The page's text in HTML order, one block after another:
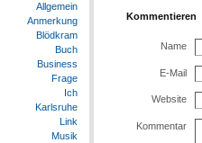
Allgemein
Anmerkung
Blödkram
Buch
Business
Frage
Ich
Karlsruhe
Link
Musik
Kommentieren
Name
E-Mail
Website
Kommentar